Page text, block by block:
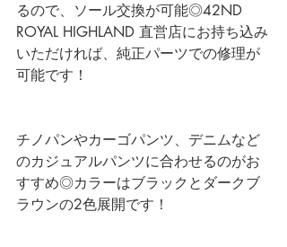
るので、ソール交換が可能◎42ND
ROYAL HIGHLAND 直営店にお持ち込み
いただければ、純正パーツでの修理が
可能です！
チノパンやカーゴパンツ、デニムなど
のカジュアルパンツに合わせるのがお
すすめ◎カラーはブラックとダークブ
ラウンの2色展開です！